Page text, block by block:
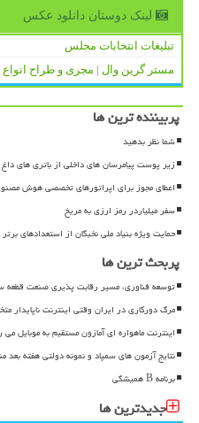
لینک دوستان دانلود عكس
تبلیغات انتخابات مجلس
مستر گرین وال | مجری و طراح انواع
پربیننده ترین ها
شما نظر بدهید
زیر پوست پیامرسان های داخلی از باتری های
اعطای مجوز برای اپراتورهای تخصصی هوش
سفر میلیاردر رمز ارزی به مریخ
حمایت ویژه بنیاد ملی نخبگان از استعدادهای
پربحث ترین ها
توسعه فناوری، مسیر رقابت پذیری صنعت
مرگ دورکاری در ایران وقتی اینترنت ناپایدار
اینترنت ماهواره ای آمازون مستقیم به موبایل
نتایج آزمون های سمپاد و نمونه دولتی هفته
برنامه B همیشگی
جدیدترین ها